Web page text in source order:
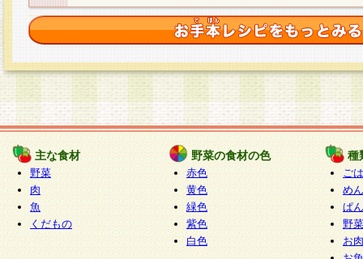
主な食材
野菜
肉
魚
くだもの
野菜の食材の色
赤色
黄色
緑色
紫色
白色
種
ご
めん
ぱん
野
お